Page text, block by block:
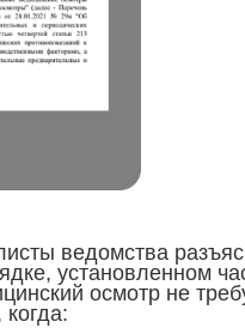
ведомства
установленном
осмотр не